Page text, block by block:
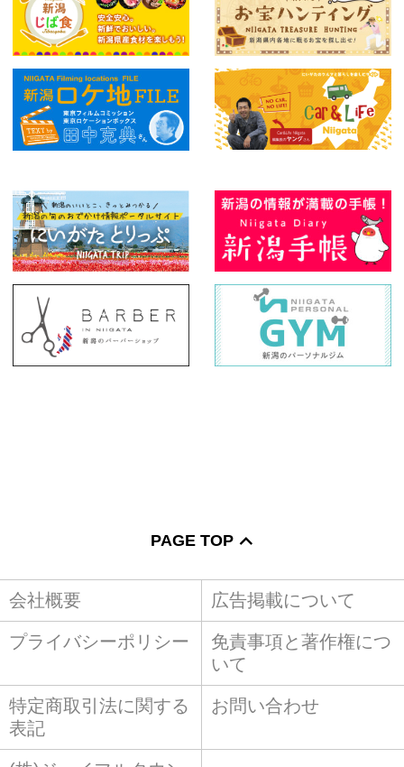
PAGE TOP
会社概要 広告掲載について
プライバシーポリシー
免責事項と著作権につ
いて
特定商取引法に関する
表記
お問い合わせ